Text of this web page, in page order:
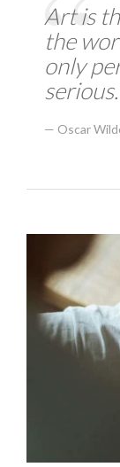
Art is
the
only
serious.
Oscar